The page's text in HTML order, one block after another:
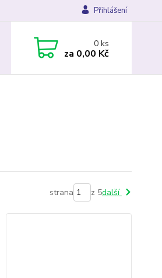
Přihlášení
0ks
za 0,00 Kč
strana z 5další